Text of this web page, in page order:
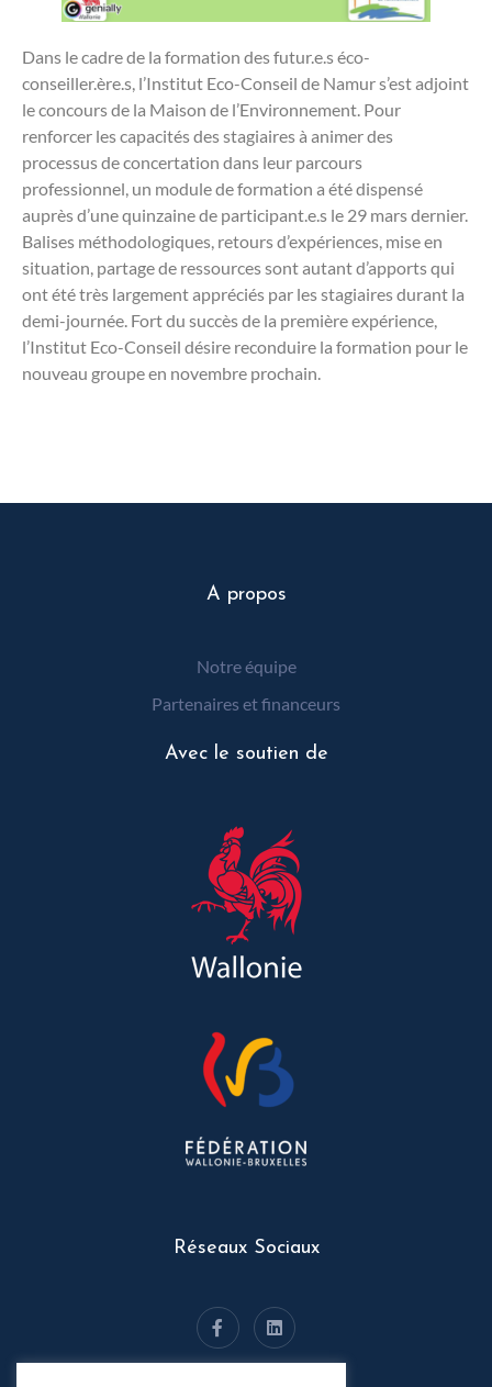
Dans le cadre de la formation des futur.e.s éco-
conseiller.ère.s, l’Institut Eco-Conseil de Namur s’est adjoint
le concours de la Maison de l’Environnement. Pour
renforcer les capacités des stagiaires à animer des
processus de concertation dans leur parcours
professionnel, un module de formation a été dispensé
auprès d’une quinzaine de participant.e.s le 29 mars dernier.
Balises méthodologiques, retours d’expériences, mise en
situation, partage de ressources sont autant d’apports qui
ont été très largement appréciés par les stagiaires durant la
demi-journée. Fort du succès de la première expérience,
l’Institut Eco-Conseil désire reconduire la formation pour le
nouveau groupe en novembre prochain.
Réseaux Sociaux
A propos
Notre équipe
Partenaires et financeurs
Avec le soutien de